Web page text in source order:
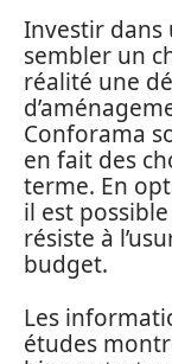
Investir dans
sembler un
réalité une
Conforama
en fait des
terme. En
il est
résiste à
budget.
Les
études